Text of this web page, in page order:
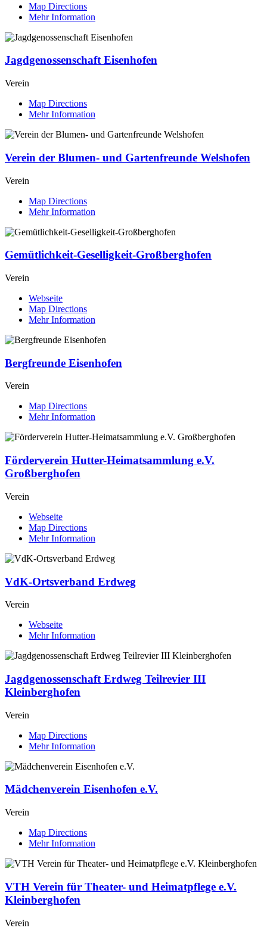
Map Directions
Mehr Information
Jagdgenossenschaft Eisenhofen
Verein
Map Directions
Mehr Information
Verein der Blumen- und Gartenfreunde Welshofen
Verein
Map Directions
Mehr Information
Gemütlichkeit-Geselligkeit-Großberghofen
Verein
Webseite
Map Directions
Mehr Information
Bergfreunde Eisenhofen
Verein
Map Directions
Mehr Information
Förderverein Hutter-Heimatsammlung e.V.
Großberghofen
Verein
Webseite
Map Directions
Mehr Information
VdK-Ortsverband Erdweg
Verein
Webseite
Mehr Information
Jagdgenossenschaft Erdweg Teilrevier III
Kleinberghofen
Verein
Map Directions
Mehr Information
Mädchenverein Eisenhofen e.V.
Verein
Map Directions
Mehr Information
VTH Verein für Theater- und Heimatpflege e.V.
Kleinberghofen
Verein